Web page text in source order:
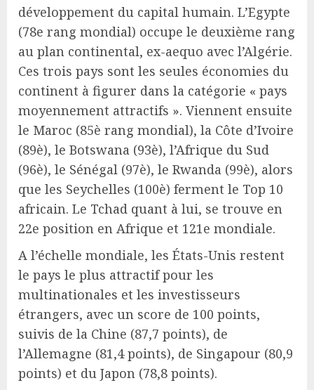
développement du capital humain. L’Egypte
(78e rang mondial) occupe le deuxième rang
au plan continental, ex-aequo avec l’Algérie.
Ces trois pays sont les seules économies du
continent à figurer dans la catégorie « pays
moyennement attractifs ». Viennent ensuite
le Maroc (85è rang mondial), la Côte d’Ivoire
(89è), le Botswana (93è), l’Afrique du Sud
(96è), le Sénégal (97è), le Rwanda (99è), alors
que les Seychelles (100è) ferment le Top 10
africain. Le Tchad quant à lui, se trouve en
22e position en Afrique et 121e mondiale.
A l’échelle mondiale, les États-Unis restent
le pays le plus attractif pour les
multinationales et les investisseurs
étrangers, avec un score de 100 points,
suivis de la Chine (87,7 points), de
l’Allemagne (81,4 points), de Singapour (80,9
points) et du Japon (78,8 points).